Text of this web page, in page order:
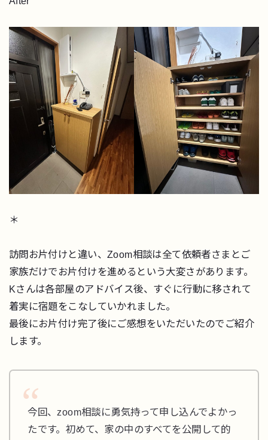
＊
訪問お片付けと違い、Zoom相談は全て依頼者さまとご
家族だけでお片付けを進めるという大変さがあります。
Kさんは各部屋のアドバイス後、すぐに行動に移されて
着実に宿題をこなしていかれました。
最後にお片付け完了後にご感想をいただいたのでご紹介
します。
今回、zoom相談に勇気持って申し込んでよかっ
たです。初めて、家の中のすべてを公開して的